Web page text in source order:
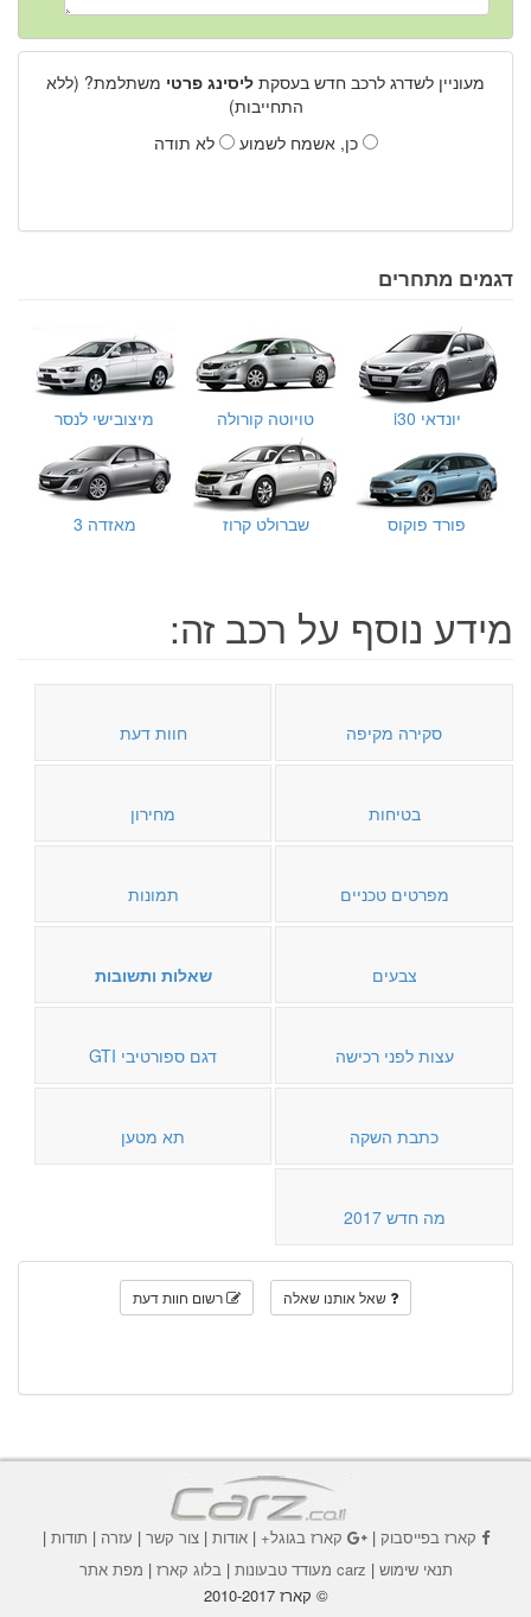
מעוניין לשדרג לרכב חדש בעסקת ליסינג פרטי משתלמת? (ללא
התחייבות)
כן, אשמח לשמוע
לא תודה
דגמים מתחרים
יונדאי i30 טויוטה קורולה מיצובישי לנסר
פורד פוקוס שברולט קרוז מאזדה 3
מידע נוסף על רכב זה:
סקירה מקיפה חוות דעת
בטיחות מחירון
מפרטים טכניים תמונות
צבעים שאלות ותשובות
עצות לפני רכישה דגם ספורטיבי GTI
כתבת השקה תא מטען
מה חדש 2017
שאל אותנו שאלה רשום חוות דעת
קארז בפייסבוק| קארז בגוגל+|אודות |צור קשר | עזרה | תודות |
תנאי שימוש | carz מעודד טבעונות |בלוג קארז | מפת אתר
© קארז 2010-2017